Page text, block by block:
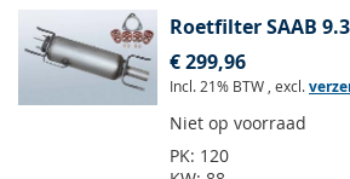
Roetfilter SAAB
€ 299,96
Incl. 21% BTW , excl.
Niet op voorraad
PK: 120